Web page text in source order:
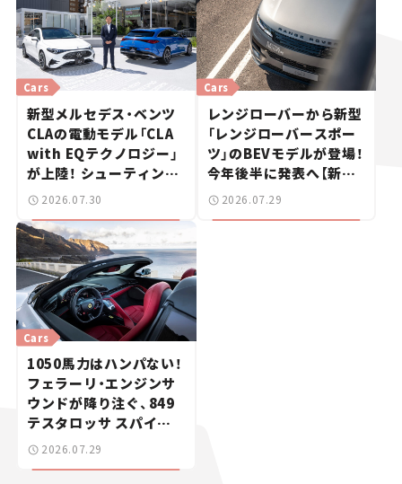
Cars
新型メルセデス・ベンツ
CLAの電動モデル「CLA
with EQテクノロジー」
が上陸！ シューティング
ブレークも発売【新車ニ
ュース】
2026.07.30
Cars
レンジローバーから新型
「レンジローバースポー
ツ」のBEVモデルが登場！
今年後半に発表へ【新車
ニュース】
2026.07.29
Cars
1050馬力はハンパない！
フェラーリ・エンジンサ
ウンドが降り注ぐ、849
テスタロッサ スパイダ
ーに試乗。
2026.07.29